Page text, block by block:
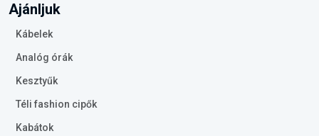
Ajánljuk
Kábelek
Analóg órák
Kesztyűk
Téli fashion cipők
Kabátok